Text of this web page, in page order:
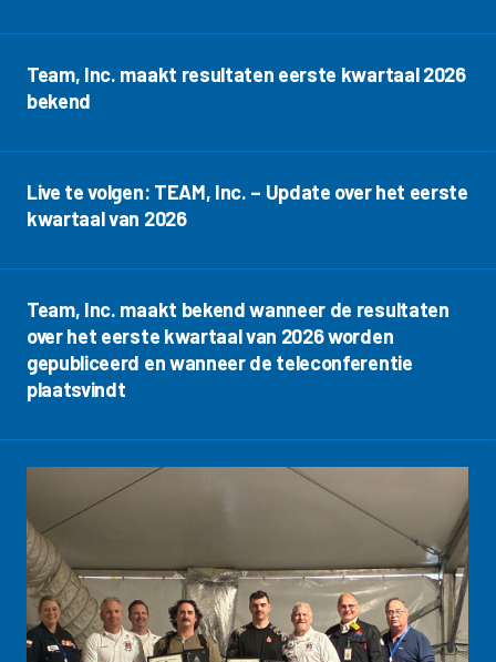
Team, Inc. maakt resultaten eerste kwartaal 2026
bekend
Live te volgen: TEAM, Inc. – Update over het eerste
kwartaal van 2026
Team, Inc. maakt bekend wanneer de resultaten
over het eerste kwartaal van 2026 worden
gepubliceerd en wanneer de teleconferentie
plaatsvindt